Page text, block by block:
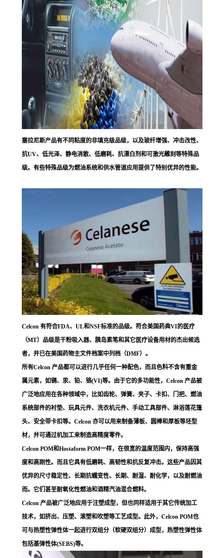
塞拉尼斯产品有不同粘度的非填充级品级，以及玻纤增强、冲击改性、
抗UV、低光泽、静电消散、低磨耗、抗漂白剂和可激光雕刻等特殊品
级。有些特殊品级为燃油系统和供水管道应用提供了特别优异的性能。
Celcon 有符合FDA、UL和NSF标准的品级。符合美国药典VI的医疗
（MT）品级是干粉吸入器、胰岛素笔和其它医疗设备用材的杰出候选
者，并已在美国药物主文件档案中列档（DMF）。
所有Celcon 产品都可以进行几乎任何一种配色，而且色料不含有重金
属元素，如镉、汞、铅、铬(VI)等。由于它的多功能性，Celcon 产品被
广泛地应用在各种领域中，比如齿轮、弹簧、夹子、卡扣、门把、燃油
系统部件的衬垫、玩具元件、洗衣机元件、手动工具部件、淋浴莲花篷
头、安全带卡扣等。Celcon 亦可以用来制备薄板、圆棒和厚板等坯型
材，并可通过机加工来制造高精度零件。
Celcon POM和Hostaform POM一样，在很宽的温度范围内，保持高强
度和高刚性。而且它具有低磨耗、高韧性和抗反复冲击。这些产品因其
优异的尺寸稳定性、长期抗蠕变性、长期、耐湿、耐化学，以及耐燃油
而。它们甚至耐氧化性燃油和酒精汽油混合燃料。
Celcon 产品被广泛地应用于注塑成型，但也同样适用于其它传统加工
技术，如挤出、压塑、滚塑和吹塑等工艺成型。此外，Celcon POM也
可与热塑性弹性体一起进行双组分（软硬双组分）成型，热塑性弹性体
包括基弹性体(SEBS)等。